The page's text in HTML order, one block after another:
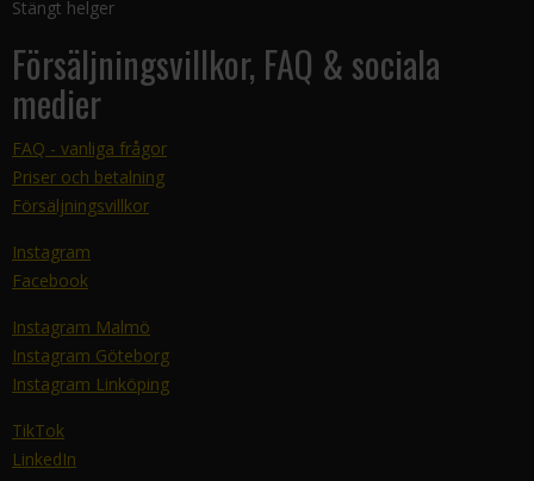
Stängt helger
Försäljningsvillkor, FAQ & sociala
medier
FAQ - vanliga frågor
Priser och betalning
Försäljningsvillkor
Instagram
Facebook
Instagram Malmö
Instagram Göteborg
Instagram Linköping
TikTok
LinkedIn